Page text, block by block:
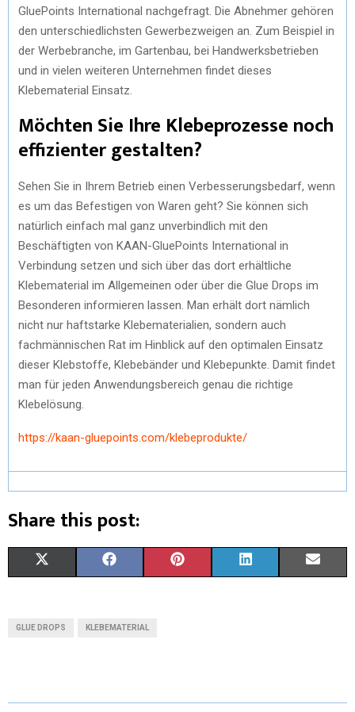
GluePoints International nachgefragt. Die Abnehmer gehören
den unterschiedlichsten Gewerbezweigen an. Zum Beispiel in
der Werbebranche, im Gartenbau, bei Handwerksbetrieben
und in vielen weiteren Unternehmen findet dieses
Klebematerial Einsatz.
Möchten Sie Ihre Klebeprozesse noch
effizienter gestalten?
Sehen Sie in Ihrem Betrieb einen Verbesserungsbedarf, wenn
es um das Befestigen von Waren geht? Sie können sich
natürlich einfach mal ganz unverbindlich mit den
Beschäftigten von KAAN-GluePoints International in
Verbindung setzen und sich über das dort erhältliche
Klebematerial im Allgemeinen oder über die Glue Drops im
Besonderen informieren lassen. Man erhält dort nämlich
nicht nur haftstarke Klebematerialien, sondern auch
fachmännischen Rat im Hinblick auf den optimalen Einsatz
dieser Klebstoffe, Klebebänder und Klebepunkte. Damit findet
man für jeden Anwendungsbereich genau die richtige
Klebelösung.
https://kaan-gluepoints.com/klebeprodukte/
Share this post:
T O R D
GLUE DROPS KLEBEMATERIAL